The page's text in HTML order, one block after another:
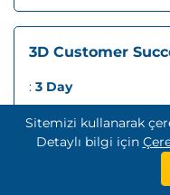
3D Customer
: 3 Day
Online Instructor-Led
Abonelik tabanlı iş
yapısının
Sitemizi kullanarak
Detaylı bilgi için